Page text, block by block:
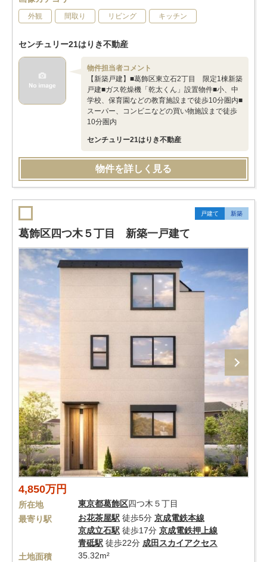
外観 間取り リビング キッチン
センチュリー21はりき不動産
物件担当者コメント
【新築戸建】■葛飾区東立石2丁目 限定1棟新築
戸建■ガス乾燥機「乾太くん」設置物件■小、中
学校、保育園などの教育施設まで徒歩10分圏内■
スーパー、コンビニなどの買い物施設まで徒歩
10分圏内
センチュリー21はりき不動産
物件を詳しく見る
戸建て 新築
葛飾区四つ木５丁目 新築一戸建て
4,850万円
所在地 東京都葛飾区四つ木５丁目
最寄り駅
お花茶屋駅 徒歩5分 京成電鉄本線
京成立石駅 徒歩17分 京成電鉄押上線
青砥駅 徒歩22分 成田スカイアクセス
土地面積
35.32m²